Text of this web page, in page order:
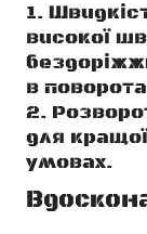
високої
в
для
умовах.